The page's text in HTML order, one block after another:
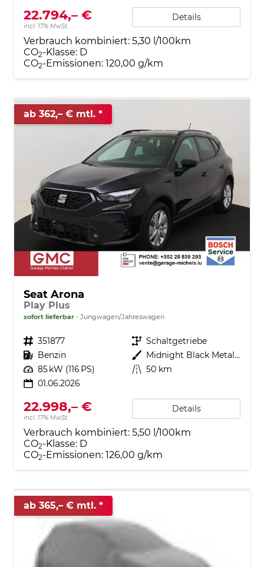
22.794,– €
incl. 17% MwSt.
Details
Verbrauch kombiniert: 5,30 l/100km
CO2-Klasse: D
CO2-Emissionen: 120,00 g/km
ab 362,– € mtl.
Seat Arona
Play Plus
sofort lieferbar Jungwagen/Jahreswagen
Fahrzeugnr. 351877 Getriebe Schaltgetriebe
Kraftstoff Benzin Außenfarbe
Midnight Black Metallic
Leistung 85 kW (116 PS) Kilometerstand 50 km
01.06.2026
22.998,– €
incl. 17% MwSt.
Details
Verbrauch kombiniert: 5,50 l/100km
CO2-Klasse: D
CO2-Emissionen: 126,00 g/km
ab 365,– € mtl.